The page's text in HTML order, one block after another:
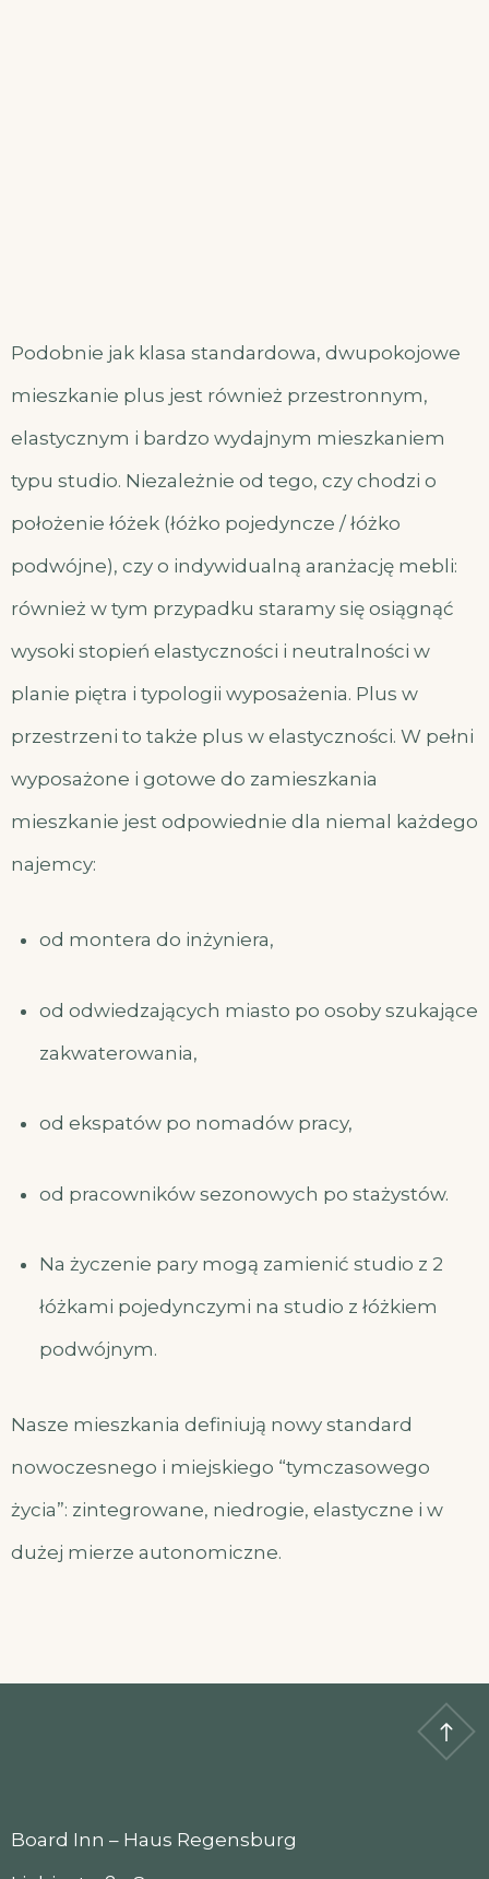
Podobnie jak klasa standardowa, dwupokojowe
mieszkanie plus jest również przestronnym,
elastycznym i bardzo wydajnym mieszkaniem
typu studio. Niezależnie od tego, czy chodzi o
położenie łóżek (łóżko pojedyncze / łóżko
podwójne), czy o indywidualną aranżację mebli:
również w tym przypadku staramy się osiągnąć
wysoki stopień elastyczności i neutralności w
planie piętra i typologii wyposażenia. Plus w
przestrzeni to także plus w elastyczności. W pełni
wyposażone i gotowe do zamieszkania
mieszkanie jest odpowiednie dla niemal każdego
najemcy:
od montera do inżyniera,
od odwiedzających miasto po osoby szukające
zakwaterowania,
od ekspatów po nomadów pracy,
od pracowników sezonowych po stażystów.
Na życzenie pary mogą zamienić studio z 2
łóżkami pojedynczymi na studio z łóżkiem
podwójnym.
Nasze mieszkania definiują nowy standard
nowoczesnego i miejskiego “tymczasowego
życia”: zintegrowane, niedrogie, elastyczne i w
dużej mierze autonomiczne.
Board Inn – Haus Regensburg